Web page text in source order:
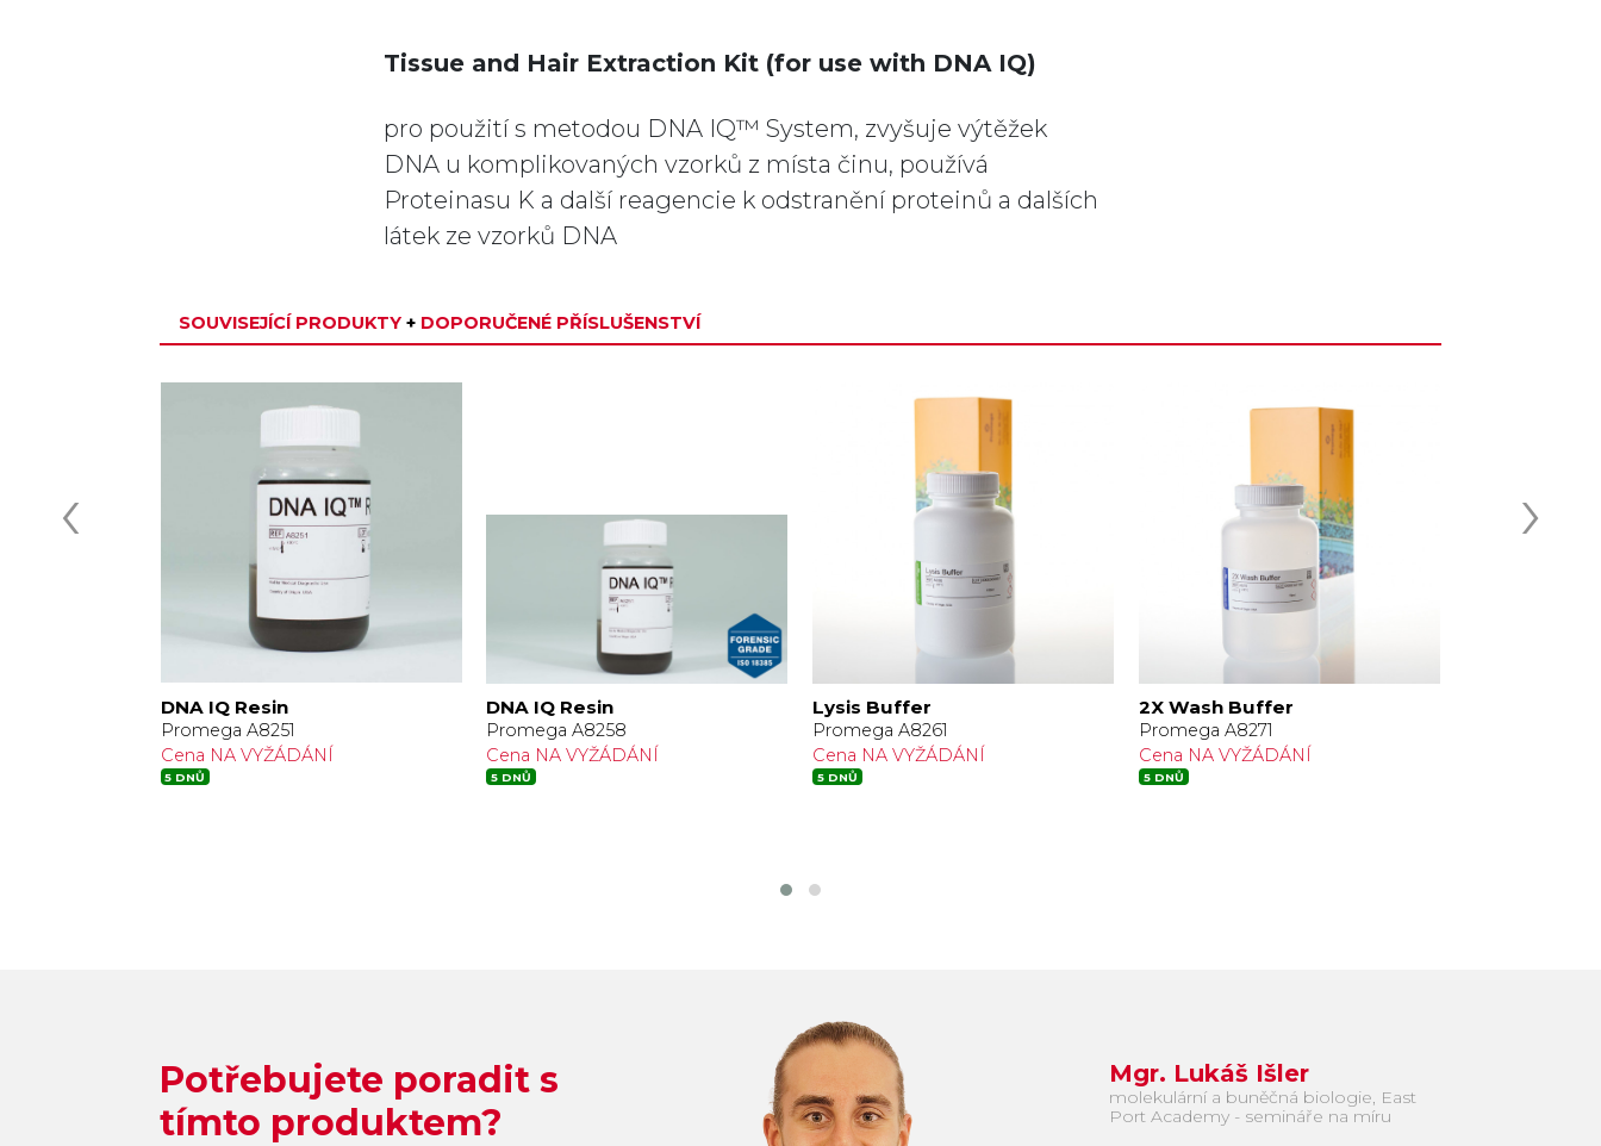
Tissue and Hair Extraction Kit (for use with DNA IQ)
pro použití s metodou DNA IQ™ System, zvyšuje výtěžek
DNA u komplikovaných vzorků z místa činu, používá
Proteinasu K a další reagencie k odstranění proteinů a dalších
látek ze vzorků DNA
SOUVISEJÍCÍ PRODUKTY+ DOPORUČENÉ PŘÍSLUŠENSTVÍ
DNA IQ Resin
Promega A8251
Cena NA VYŽÁDÁNÍ
5 DNŮ
DNA IQ Resin
Promega A8258
Cena NA VYŽÁDÁNÍ
5 DNŮ
Lysis Buffer
Promega A8261
Cena NA VYŽÁDÁNÍ
5 DNŮ
2X Wash Buffer
Promega A8271
Cena NA VYŽÁDÁNÍ
5 DNŮ
‹ ›
Potřebujete poradit s
tímto produktem?
Mgr. Lukáš Išler
molekulární a buněčná biologie, East
Port Academy - semináře na míru